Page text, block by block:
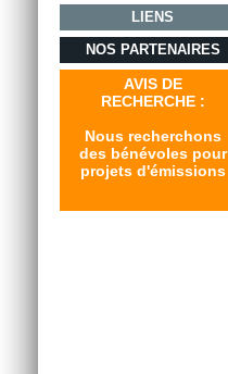
LIENS
NOS PARTENAIRES
AVIS DE
RECHERCHE :
Nous recherchons
des bénévoles pour
projets d'émissions